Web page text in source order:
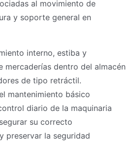
al movimiento de
y soporte general en
interno, estiba y
mercaderías dentro del almacén
de tipo retráctil.
mantenimiento básico
diario de la maquinaria
su correcto
preservar la seguridad